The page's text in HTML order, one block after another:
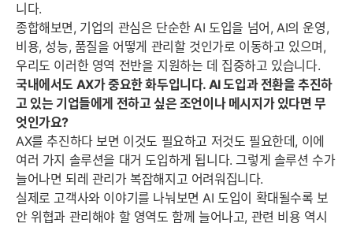
니다.
종합해보면, 기업의 관심은 단순한 AI 도입을 넘어, AI의 운영,
비용, 성능, 품질을 어떻게 관리할 것인가로 이동하고 있으며,
우리도 이러한 영역 전반을 지원하는 데 집중하고 있습니다.
국내에서도 AX가 중요한 화두입니다. AI 도입과 전환을 추진하
고 있는 기업들에게 전하고 싶은 조언이나 메시지가 있다면 무
엇인가요?
AX를 추진하다 보면 이것도 필요하고 저것도 필요한데, 이에
여러 가지 솔루션을 대거 도입하게 됩니다. 그렇게 솔루션 수가
늘어나면 되레 관리가 복잡해지고 어려워집니다.
실제로 고객사와 이야기를 나눠보면 AI 도입이 확대될수록 보
안 위협과 관리해야 할 영역도 함께 늘어나고, 관련 비용 역시